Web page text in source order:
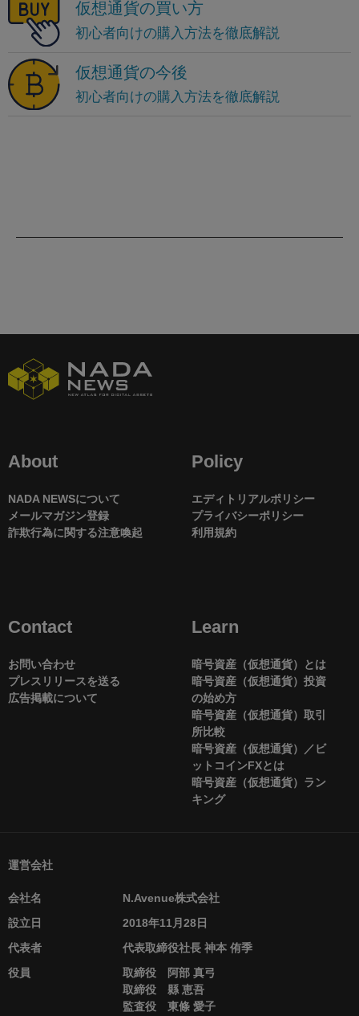
About
NADA NEWSについて
メールマガジン登録
詐欺行為に関する注意喚起
Policy
エディトリアルポリシー
プライバシーポリシー
利用規約
Contact
お問い合わせ
プレスリリースを送る
広告掲載について
Learn
暗号資産（仮想通貨）とは
暗号資産（仮想通貨）投資
の始め方
暗号資産（仮想通貨）取引
所比較
暗号資産（仮想通貨）／ビ
ットコインFXとは
暗号資産（仮想通貨）ラン
キング
運営会社
会社名
N.Avenue株式会社
設立日
2018年11月28日
代表者
代表取締役社長 神本 侑季
役員
取締役 阿部 真弓
取締役 縣 恵吾
監査役 東條 愛子